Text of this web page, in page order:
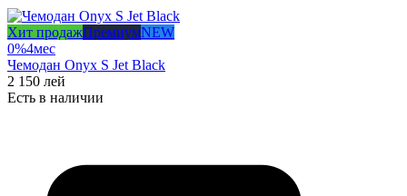
Хит продажПремиумNEW
0%4мес
Чемодан Onyx S Jet Black
2 150 лей
Есть в наличии